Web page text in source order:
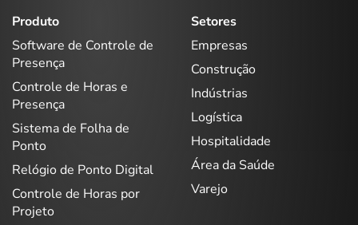
Produto
Software de Controle de
Presença
Controle de Horas e
Presença
Sistema de Folha de
Ponto
Relógio de Ponto Digital
Controle de Horas por
Projeto
Setores
Empresas
Construção
Indústrias
Logística
Hospitalidade
Área da Saúde
Varejo